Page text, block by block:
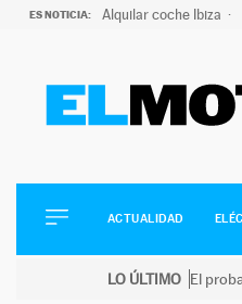
ES NOTICIA: Alquilar coche Ibiza
ELÉCTRICOS
CONDUCIR
ACTUALIDAD
LO ÚLTIMO El